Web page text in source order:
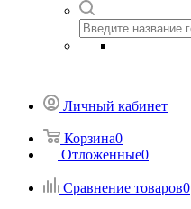
Личный кабинет
Корзина0
Отложенные0
Сравнение товаров0